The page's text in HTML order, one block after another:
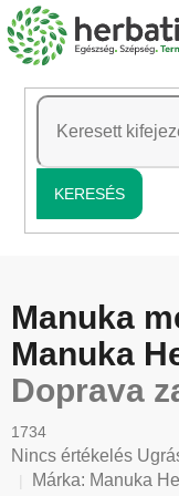
Ugrás
a
tartalomhoz
KERESÉS
Manuka
Manuka
Doprava
1734
A
termék
Nincs értékelés
Márka: Manuka